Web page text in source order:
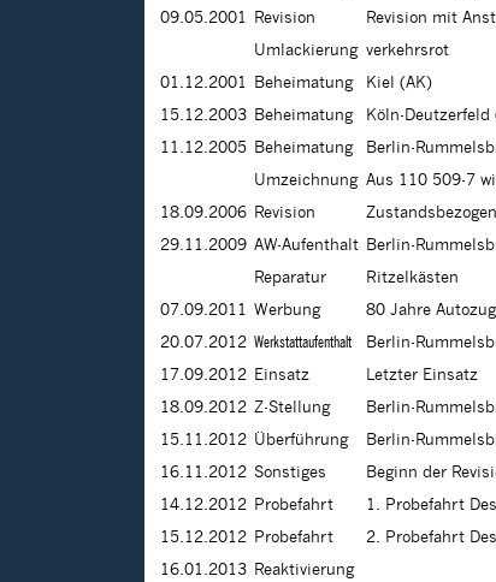
09.05.2001
Revision
Revision mit
Umlackierung verkehrsrot
01.12.2001
Beheimatung
Kiel (AK)
15.12.2003 Beheimatung
Köln-Deutzerfeld
11.12.2005 Beheimatung
Berlin-
Umzeichnung Aus 110 509-7
18.09.2006 Revision
29.11.2009 AW-Aufenthalt Berlin-
Reparatur
Ritzelkästen
07.09.2011 Werbung
80 Jahre Autozug
20.07.2012 Werkstattaufenthalt
Berlin-
17.09.2012 Einsatz
Letzter Einsatz
18.09.2012 Z-Stellung
Berlin-
15.11.2012 Überführung
Berlin-
16.11.2012 Sonstiges
Beginn der
14.12.2012 Probefahrt
1. Probefahrt
15.12.2012 Probefahrt
2. Probefahrt
16.01.2013 Reaktivierung